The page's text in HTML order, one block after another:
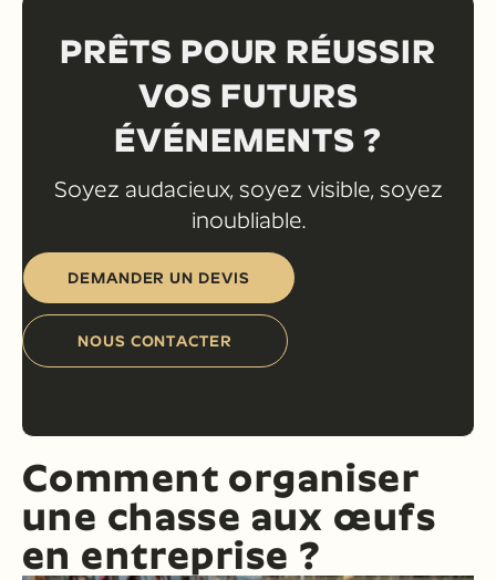
Comment organiser
une chasse aux œufs
en entreprise ?
PRÊTS POUR RÉUSSIR
VOS FUTURS
ÉVÉNEMENTS ?
Soyez audacieux, soyez visible, soyez
inoubliable.
DEMANDER UN DEVIS
NOUS CONTACTER